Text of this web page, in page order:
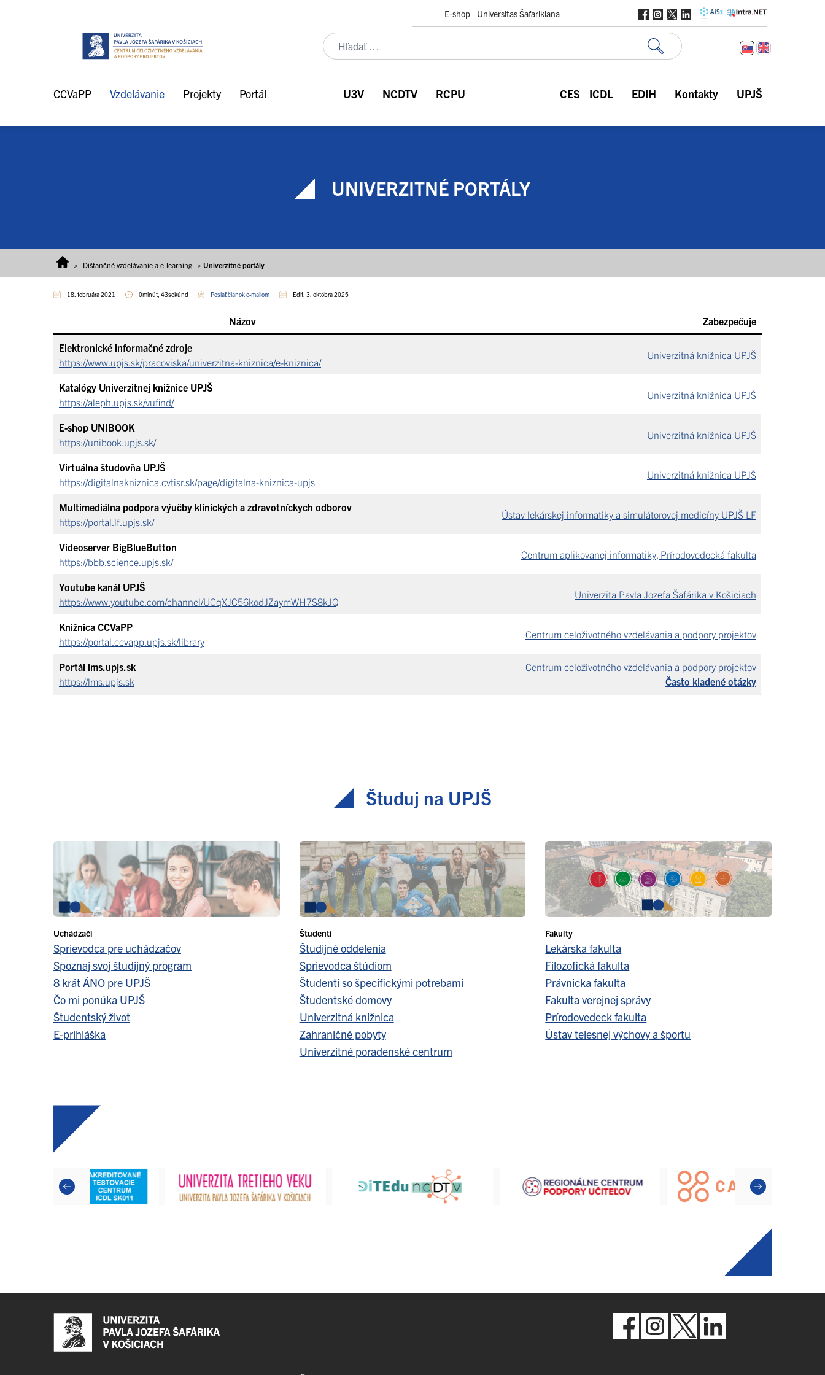
E-shop Universitas Šafarikiana
CCVaPP Vzdelávanie Projekty Portál U3V NCDTV RCPU CES ICDL EDIH Kontakty UPJŠ
UNIVERZITNÉ PORTÁLY
> Dištančné vzdelávanie a e-learning > Univerzitné portály
18. februára 2021 0minút, 43sekúnd Poslať článok e-mailom Edit: 3. októbra 2025
Názov Zabezpečuje
Elektronické informačné zdroje
https://www.upjs.sk/pracoviska/univerzitna-kniznica/e-kniznica/
Univerzitná knižnica UPJŠ
Katalógy Univerzitnej knižnice UPJŠ
https://aleph.upjs.sk/vufind/
Univerzitná knižnica UPJŠ
E-shop UNIBOOK
https://unibook.upjs.sk/
Univerzitná knižnica UPJŠ
Virtuálna študovňa UPJŠ
https://digitalnakniznica.cvtisr.sk/page/digitalna-kniznica-upjs
Univerzitná knižnica UPJŠ
Multimediálna podpora výučby klinických a zdravotníckych odborov
https://portal.lf.upjs.sk/
Ústav lekárskej informatiky a simulátorovej medicíny UPJŠ LF
Videoserver BigBlueButton
https://bbb.science.upjs.sk/
Centrum aplikovanej informatiky, Prírodovedecká fakulta
Youtube kanál UPJŠ
https://www.youtube.com/channel/UCqXJC56kodJZaymWH7S8kJQ
Univerzita Pavla Jozefa Šafárika v Košiciach
Knižnica CCVaPP
https://portal.ccvapp.upjs.sk/library
Centrum celoživotného vzdelávania a podpory projektov
Portál lms.upjs.sk
https://lms.upjs.sk
Centrum celoživotného vzdelávania a podpory projektov
Často kladené otázky
Študuj na UPJŠ
Uchádzači
Sprievodca pre uchádzačov
Spoznaj svoj študijný program
8 krát ÁNO pre UPJŠ
Čo mi ponúka UPJŠ
Študentský život
E-prihláška
Študenti
Študijné oddelenia
Sprievodca štúdiom
Študenti so špecifickými potrebami
Študentské domovy
Univerzitná knižnica
Zahraničné pobyty
Univerzitné poradenské centrum
Fakulty
Lekárska fakulta
Filozofická fakulta
Právnicka fakulta
Fakulta verejnej správy
Prírodovedeck fakulta
Ústav telesnej výchovy a športu